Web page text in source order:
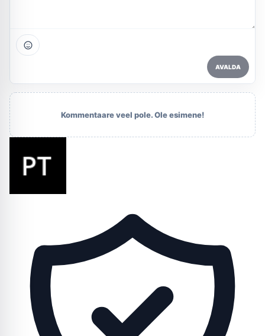
AVALDA
Kommentaare veel pole. Ole esimene!